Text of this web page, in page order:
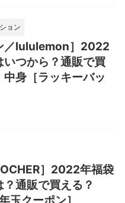
ョン
／lululemon］2022
いつから？通販で買
中身［ラッキーバッ
］2022年福袋
通販で買える？